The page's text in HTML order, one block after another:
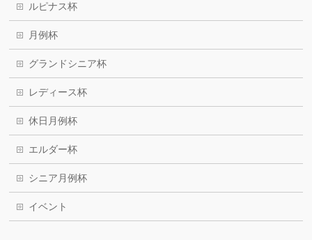
ルピナス杯
月例杯
グランドシニア杯
レディース杯
休日月例杯
エルダー杯
シニア月例杯
イベント